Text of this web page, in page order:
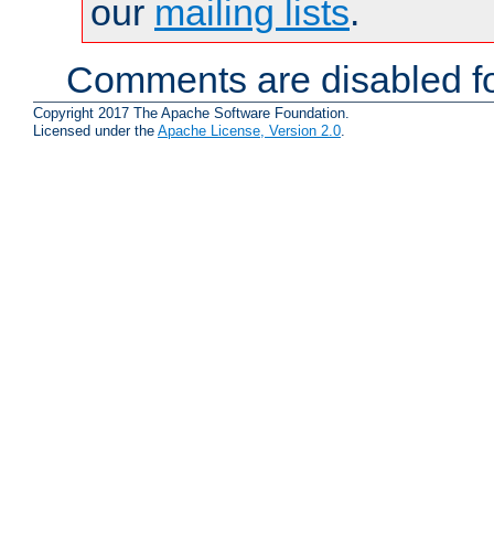
our mailing lists.
Comments are disabled
Copyright 2017 The Apache Software Foundation.
Licensed under the Apache License, Version 2.0.